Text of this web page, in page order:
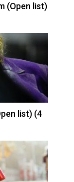
(Open list)
list) (4